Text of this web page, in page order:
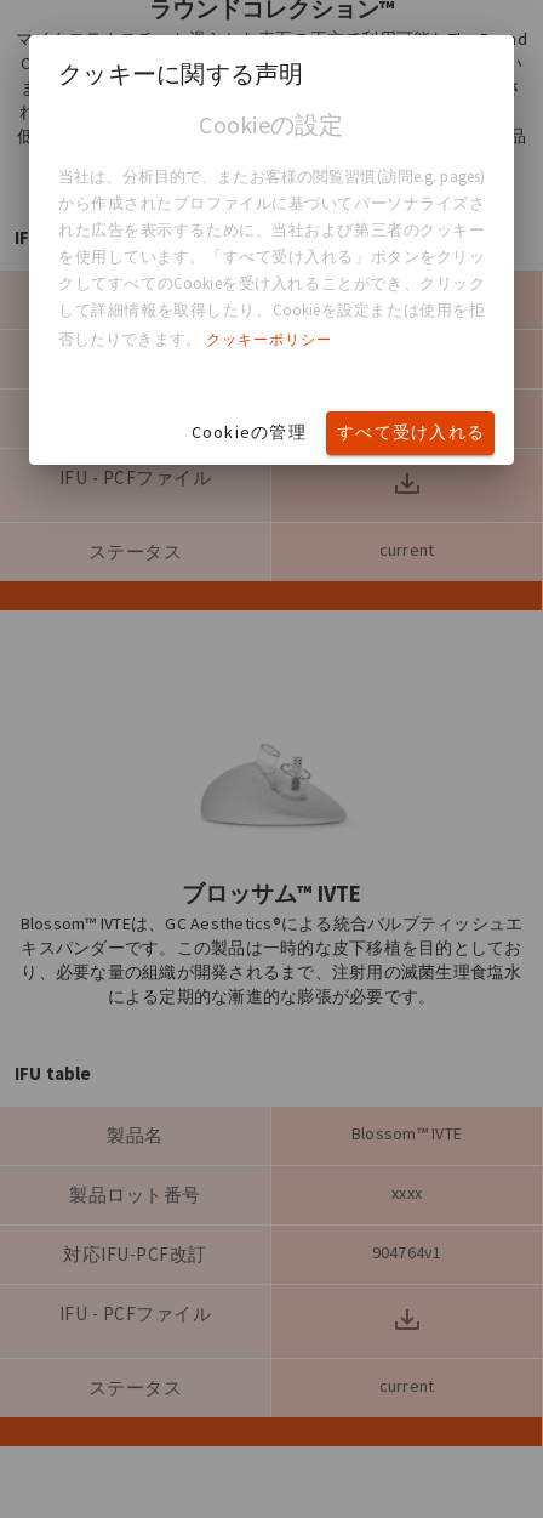
ラウンドコレクション™
マイクロテクスチャと滑らかな表面の両方で利用可能なThe Round
Collection™は、10年間の安全性データによってサポートされてい
ます。高品質で安全な丸型乳房インプラントであることが証明さ
れています。ラウンドコレクション™は、2種類のゲル凝集率と、
低から超高までの4つの異なるプロジェクションを含む幅広い製品
IFU table
製品名 The Round Collection™
904647v01
IFU - PCFファイル
ステータス current
ブロッサム™ IVTE
Blossom™ IVTEは、GC Aesthetics®による統合バルブティッシュエ
キスパンダーです。この製品は一時的な皮下移植を目的としてお
り、必要な量の組織が開発されるまで、注射用の滅菌生理食塩水
による定期的な漸進的な膨張が必要です。
IFU table
製品名 Blossom™ IVTE
製品ロット番号 xxxx
対応IFU-PCF改訂 904764v1
IFU - PCFファイル
ステータス current
クッキーに関する声明
Cookieの設定
当社は、分析目的で、またお客様の閲覧習慣(訪問e.g. pages)
から作成されたプロファイルに基づいてパーソナライズさ
れた広告を表示するために、当社および第三者のクッキー
を使用しています。「すべて受け入れる」ボタンをクリッ
クしてすべてのCookieを受け入れることができ、クリック
して詳細情報を取得したり、Cookieを設定または使用を拒
否したりできます。
クッキーポリシー
Cookieの管理 すべて受け入れる